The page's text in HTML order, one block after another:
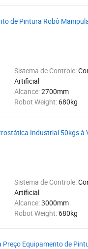
de Pintura Robô
Sistema de Controle:
Artificial
Alcance:2700mm
Robot Weight: 680kg
Industrial 50kgs à
Sistema de Controle:
Artificial
Alcance:3000mm
Robot Weight: 680kg
Equipamento de